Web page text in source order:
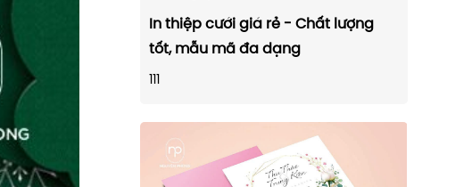
In thiệp cưới giá rẻ - Chất lượng
tốt, mẫu mã đa dạng